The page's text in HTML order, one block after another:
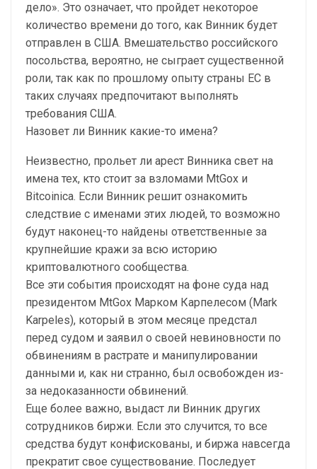
дело». Это означает, что пройдет некоторое
количество времени до того, как Винник будет
отправлен в США. Вмешательство российского
посольства, вероятно, не сыграет существенной
роли, так как по прошлому опыту страны ЕС в
таких случаях предпочитают выполнять
требования США.
Назовет ли Винник какие-то имена?
Неизвестно, прольет ли арест Винника свет на
имена тех, кто стоит за взломами MtGox и
Bitcoinica. Если Винник решит ознакомить
следствие с именами этих людей, то возможно
будут наконец-то найдены ответственные за
крупнейшие кражи за всю историю
криптовалютного сообщества.
Все эти события происходят на фоне суда над
президентом MtGox Марком Карпелесом (Mark
Karpeles), который в этом месяце предстал
перед судом и заявил о своей невиновности по
обвинениям в растрате и манипулировании
данными и, как ни странно, был освобожден из-
за недоказанности обвинений.
Еще более важно, выдаст ли Винник других
сотрудников биржи. Если это случится, то все
средства будут конфискованы, и биржа навсегда
прекратит свое существование. Последует